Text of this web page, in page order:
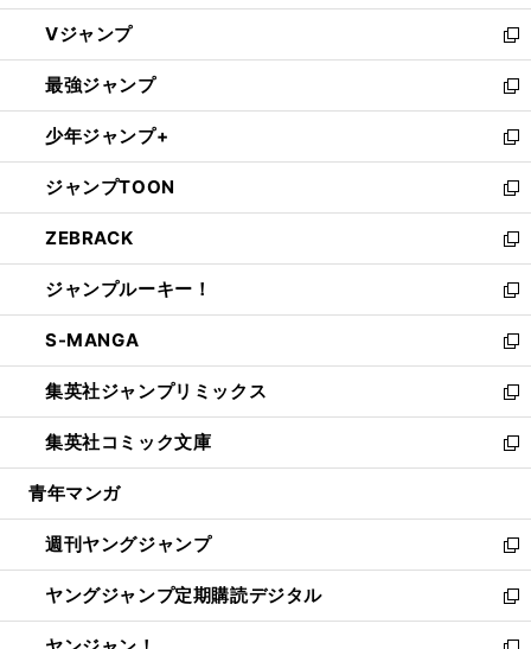
ウ
ィ
ン
ド
ウ
で
開
く
し
い
ウ
ィ
ン
ド
ウ
で
開
く
Vジャンプ
新
し
い
ウ
ィ
ン
ド
ウ
で
開
く
最強ジャンプ
新
し
い
ウ
ィ
ン
ド
ウ
で
開
く
少年ジャンプ+
新
し
い
ウ
ィ
ン
ド
ウ
で
開
く
ジャンプTOON
新
し
い
ウ
ィ
ン
ド
ウ
で
開
く
ZEBRACK
新
し
い
ウ
ィ
ン
ド
ウ
で
開
ジャンプルーキー！
新
し
い
ウ
ィ
ン
ド
ウ
開
く
S-MANGA
新
し
い
ウ
ィ
ン
ウ
で
開
く
集英社ジャンプリミックス
新
し
い
ウ
ン
ド
ウ
で
開
集英社コミック文庫
新
し
ウ
ィ
ン
ド
ウ
青年マンガ
週刊ヤングジャンプ
新
し
い
ウ
ヤングジャンプ定期購読デジタル
新
し